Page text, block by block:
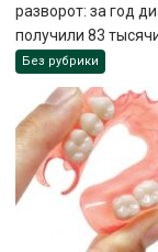
разворот: за год
получили 83
Без рубрики